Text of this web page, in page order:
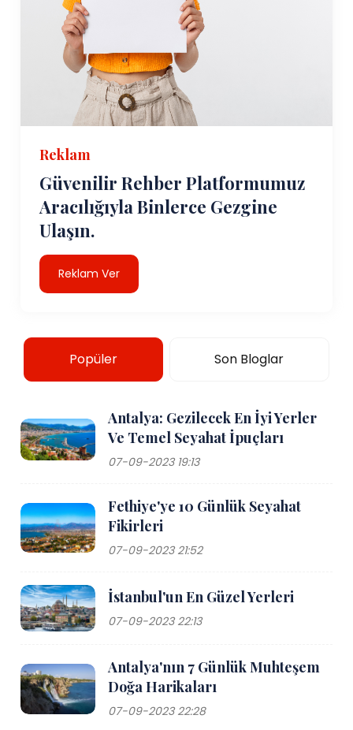
Reklam
Güvenilir Rehber Platformumuz
Aracılığıyla Binlerce Gezgine
Ulaşın.
Reklam Ver
Popüler Son Bloglar
Antalya: Gezilecek En İyi Yerler
Ve Temel Seyahat İpuçları
07-09-2023 19:13
Fethiye'ye 10 Günlük Seyahat
Fikirleri
07-09-2023 21:52
İstanbul'un En Güzel Yerleri
07-09-2023 22:13
Antalya'nın 7 Günlük Muhteşem
Doğa Harikaları
07-09-2023 22:28